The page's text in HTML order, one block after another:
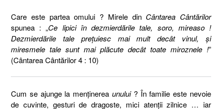
Care este partea omului ? Mirele din Cântarea Cântărilor
spunea : „Ce lipici în dezmierdările tale, soro, mireaso !
Dezmierdările tale preţuiesc mai mult decât vinul, şi
miresmele tale sunt mai plăcute decât toate miroznele !”
(Cântarea Cântărilor 4 : 10)
Cum se ajunge la menţinerea unului? În familie este nevoie
de cuvinte, gesturi de dragoste, mici atenţii zilnice … iar